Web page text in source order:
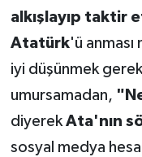
alkışlayıp taktir
Atatürk'ü anması
iyi düşünmek
umursamadan,
diyerek Ata'nın
sosyal medya